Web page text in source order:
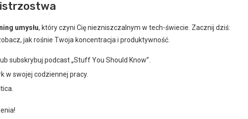
umysłu, który czyni Cię niezniszczalnym w tech-świecie. Zacznij dziś:
jak rośnie Twoja koncentracja i produktywność.
subskrybuj podcast „Stuff You Should Know”.
w swojej codziennej pracy.